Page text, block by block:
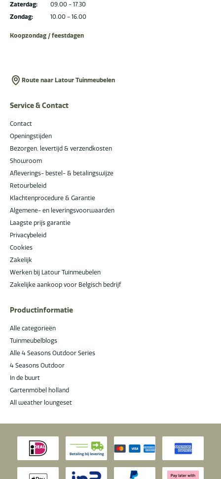
Zaterdag:
Zondag:
09.00 - 17.30
10.00 - 16.00
Koopzondag / feestdagen
Route naar Latour Tuinmeubelen
Service & Contact
Contact
Openingstijden
Bezorgen, levertijd & verzendkosten
Showroom
Afleverings- bestel- & betalingswijze
Retourbeleid
Klachtenprocedure & Garantie
Algemene- en leveringsvoorwaarden
Laagste prijs garantie
Privacybeleid
Cookies
Zakelijk
Werken bij Latour Tuinmeubelen
Zakelijke aankoop voor Belgisch bedrijf
Productinformatie
Alle categorieën
Tuinmeubelblogs
Alle 4 Seasons Outdoor Series
4 Seasons Outdoor
In de buurt
Gartenmöbel holland
All weather loungeset